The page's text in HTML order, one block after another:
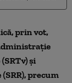
prin vot,
şi
precum